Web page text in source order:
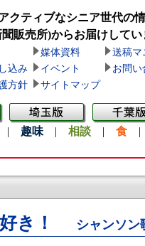
クティブなシニア世代の
販売所)からお届けしてい
媒体資料
送稿マ
込み
イベント
お問い
方針
サイトマップ
| 趣味 | 相談 | 食
き！ シャンソン